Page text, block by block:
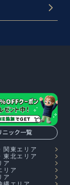
ニック一覧
関東エリア
東北エリア
ア
リア
ア